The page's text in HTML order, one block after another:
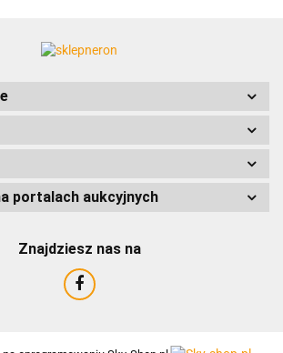
portalach aukcyjnych
Znajdziesz nas na